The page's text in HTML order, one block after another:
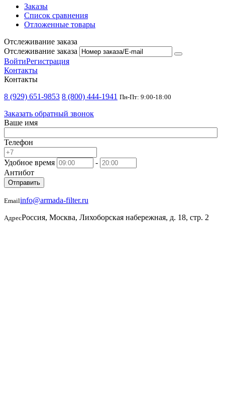
Заказы
Список сравнения
Отложенные товары
Отслеживание заказа
Отслеживание заказа
ВойтиРегистрация
Контакты
Контакты
8 (929) 651-9853 8 (800) 444-1941 Пн-Пт: 9:00-18:00
Заказать обратный звонок
Ваше имя
Телефон
Удобное время
-
Антибот
Отправить
Emailinfo@armada-filter.ru
АдресРоссия, Москва, Лихоборская набережная, д. 18, стр. 2